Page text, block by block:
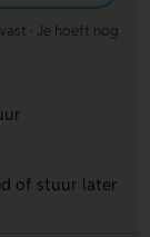
· Je hoeft nog
of stuur later